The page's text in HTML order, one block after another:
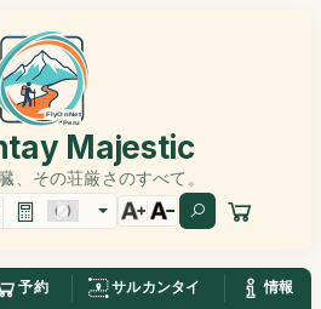
Majestic
、その荘厳さのすべて。
予約 サルカンタイ
情報